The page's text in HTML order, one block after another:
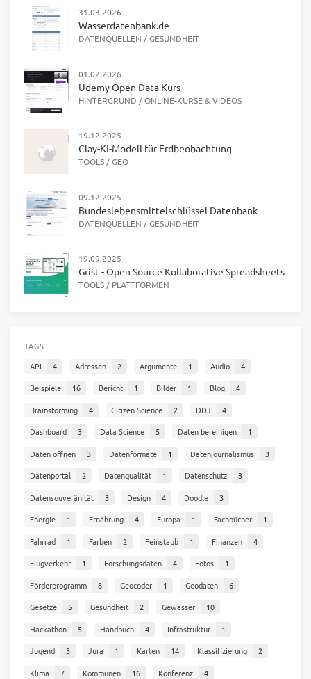
31.03.2026
Wasserdatenbank.de
DATENQUELLEN /GESUNDHEIT
01.02.2026
Udemy Open Data Kurs
HINTERGRUND /ONLINE-KURSE & VIDEOS
19.12.2025
Clay-KI-Modell für Erdbeobachtung
TOOLS /GEO
09.12.2025
Bundeslebensmittelschlüssel Datenbank
DATENQUELLEN /GESUNDHEIT
19.09.2025
Grist - Open Source Kollaborative Spreadsheets
TOOLS / PLATTFORMEN
TAGS
API
4 Adressen 2 Argumente 1 Audio
4
Beispiele
16 Bericht 1 Bilder 1 Blog
4
Brainstorming
4 Citizen Science 2 DDJ
4
Dashboard
3 Data Science 5 Daten bereinigen
1
Daten öffnen
3 Datenformate 1 Datenjournalismus
3
Datenportal
2 Datenqualität 1 Datenschutz
3
Datensouveränität
3 Design 4 Doodle
3
Energie
1 Ernährung 4 Europa 1 Fachbücher
1
Fahrrad
1 Farben 2 Feinstaub 1 Finanzen
4
Flugverkehr
1 Forschungsdaten 4 Fotos
1
Förderprogramm
8 Geocoder 1 Geodaten
6
Gesetze
5 Gesundheit 2 Gewässer
10
Hackathon
5 Handbuch 4 Infrastruktur
1
Jugend
3 Jura 1 Karten 14 Klassifizierung
2
Klima
7 Kommunen 16 Konferenz
4